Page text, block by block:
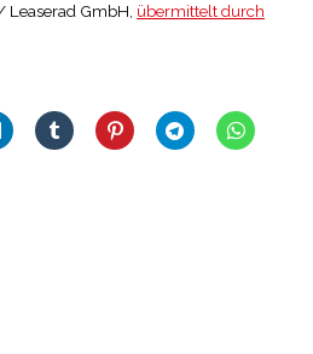
Leaserad GmbH, übermittelt durch